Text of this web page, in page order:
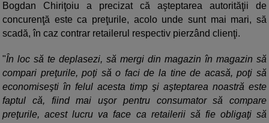
Bogdan Chiriţoiu a precizat că aşteptarea autorităţii de
concurenţă este ca preţurile, acolo unde sunt mai mari, să
scadă, în caz contrar retailerul respectiv pierzând clienţi.
"În loc să te deplasezi, să mergi din magazin în magazin să
compari preţurile, poţi să o faci de la tine de acasă, poţi să
economiseşti în felul acesta timp şi aşteptarea noastră este
faptul că, fiind mai uşor pentru consumator să compare
preţurile, acest lucru va face ca retailerii să fie obligaţi să